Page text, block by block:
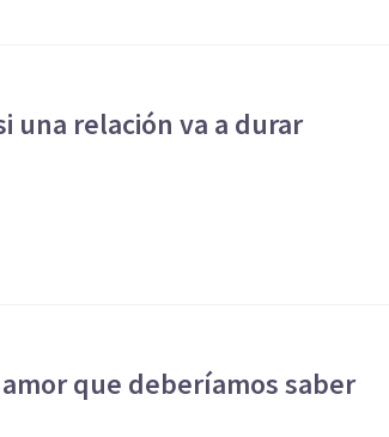
una relación va a durar
que deberíamos saber